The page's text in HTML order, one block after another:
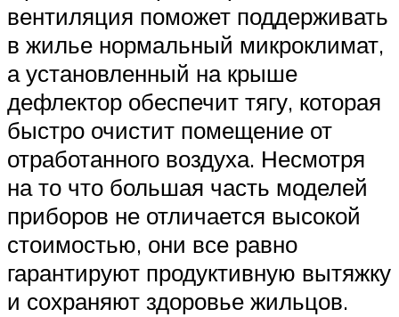
вентиляция поможет поддерживать
в жилье нормальный микроклимат,
а установленный на крыше
дефлектор обеспечит тягу, которая
быстро очистит помещение от
отработанного воздуха. Несмотря
на то что большая часть моделей
приборов не отличается высокой
стоимостью, они все равно
гарантируют продуктивную вытяжку
и сохраняют здоровье жильцов.